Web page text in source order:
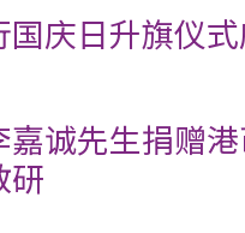
国庆日升旗仪
嘉诚先生捐赠
研